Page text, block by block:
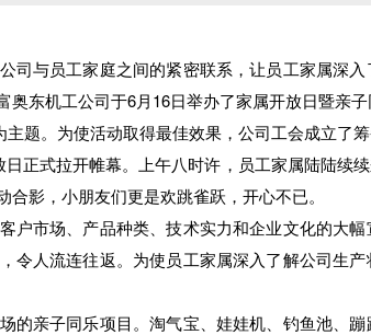
与员工家庭之间的紧密联系，让员工家属深入
东机工公司于6月16日举办了家属开放日暨亲子
题。为使活动取得最佳效果，公司工会成立了
正式拉开帷幕。上午八时许，员工家属陆陆续
影，小朋友们更是欢跳雀跃，开心不已。
市场、产品种类、技术实力和企业文化的大幅
令人流连往返。为使员工家属深入了解公司生
亲子同乐项目。淘气宝、娃娃机、钓鱼池、